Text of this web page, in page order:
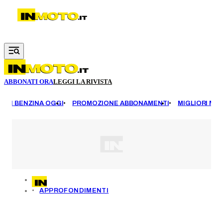
Vai al contenuto principale
ABBONATI ORALEGGI LA RIVISTA
BENZINA OGGI PROMOZIONE ABBONAMENTI MIGLIORI
APPROFONDIMENTI